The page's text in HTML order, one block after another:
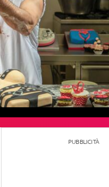
PUBBLICITÀ